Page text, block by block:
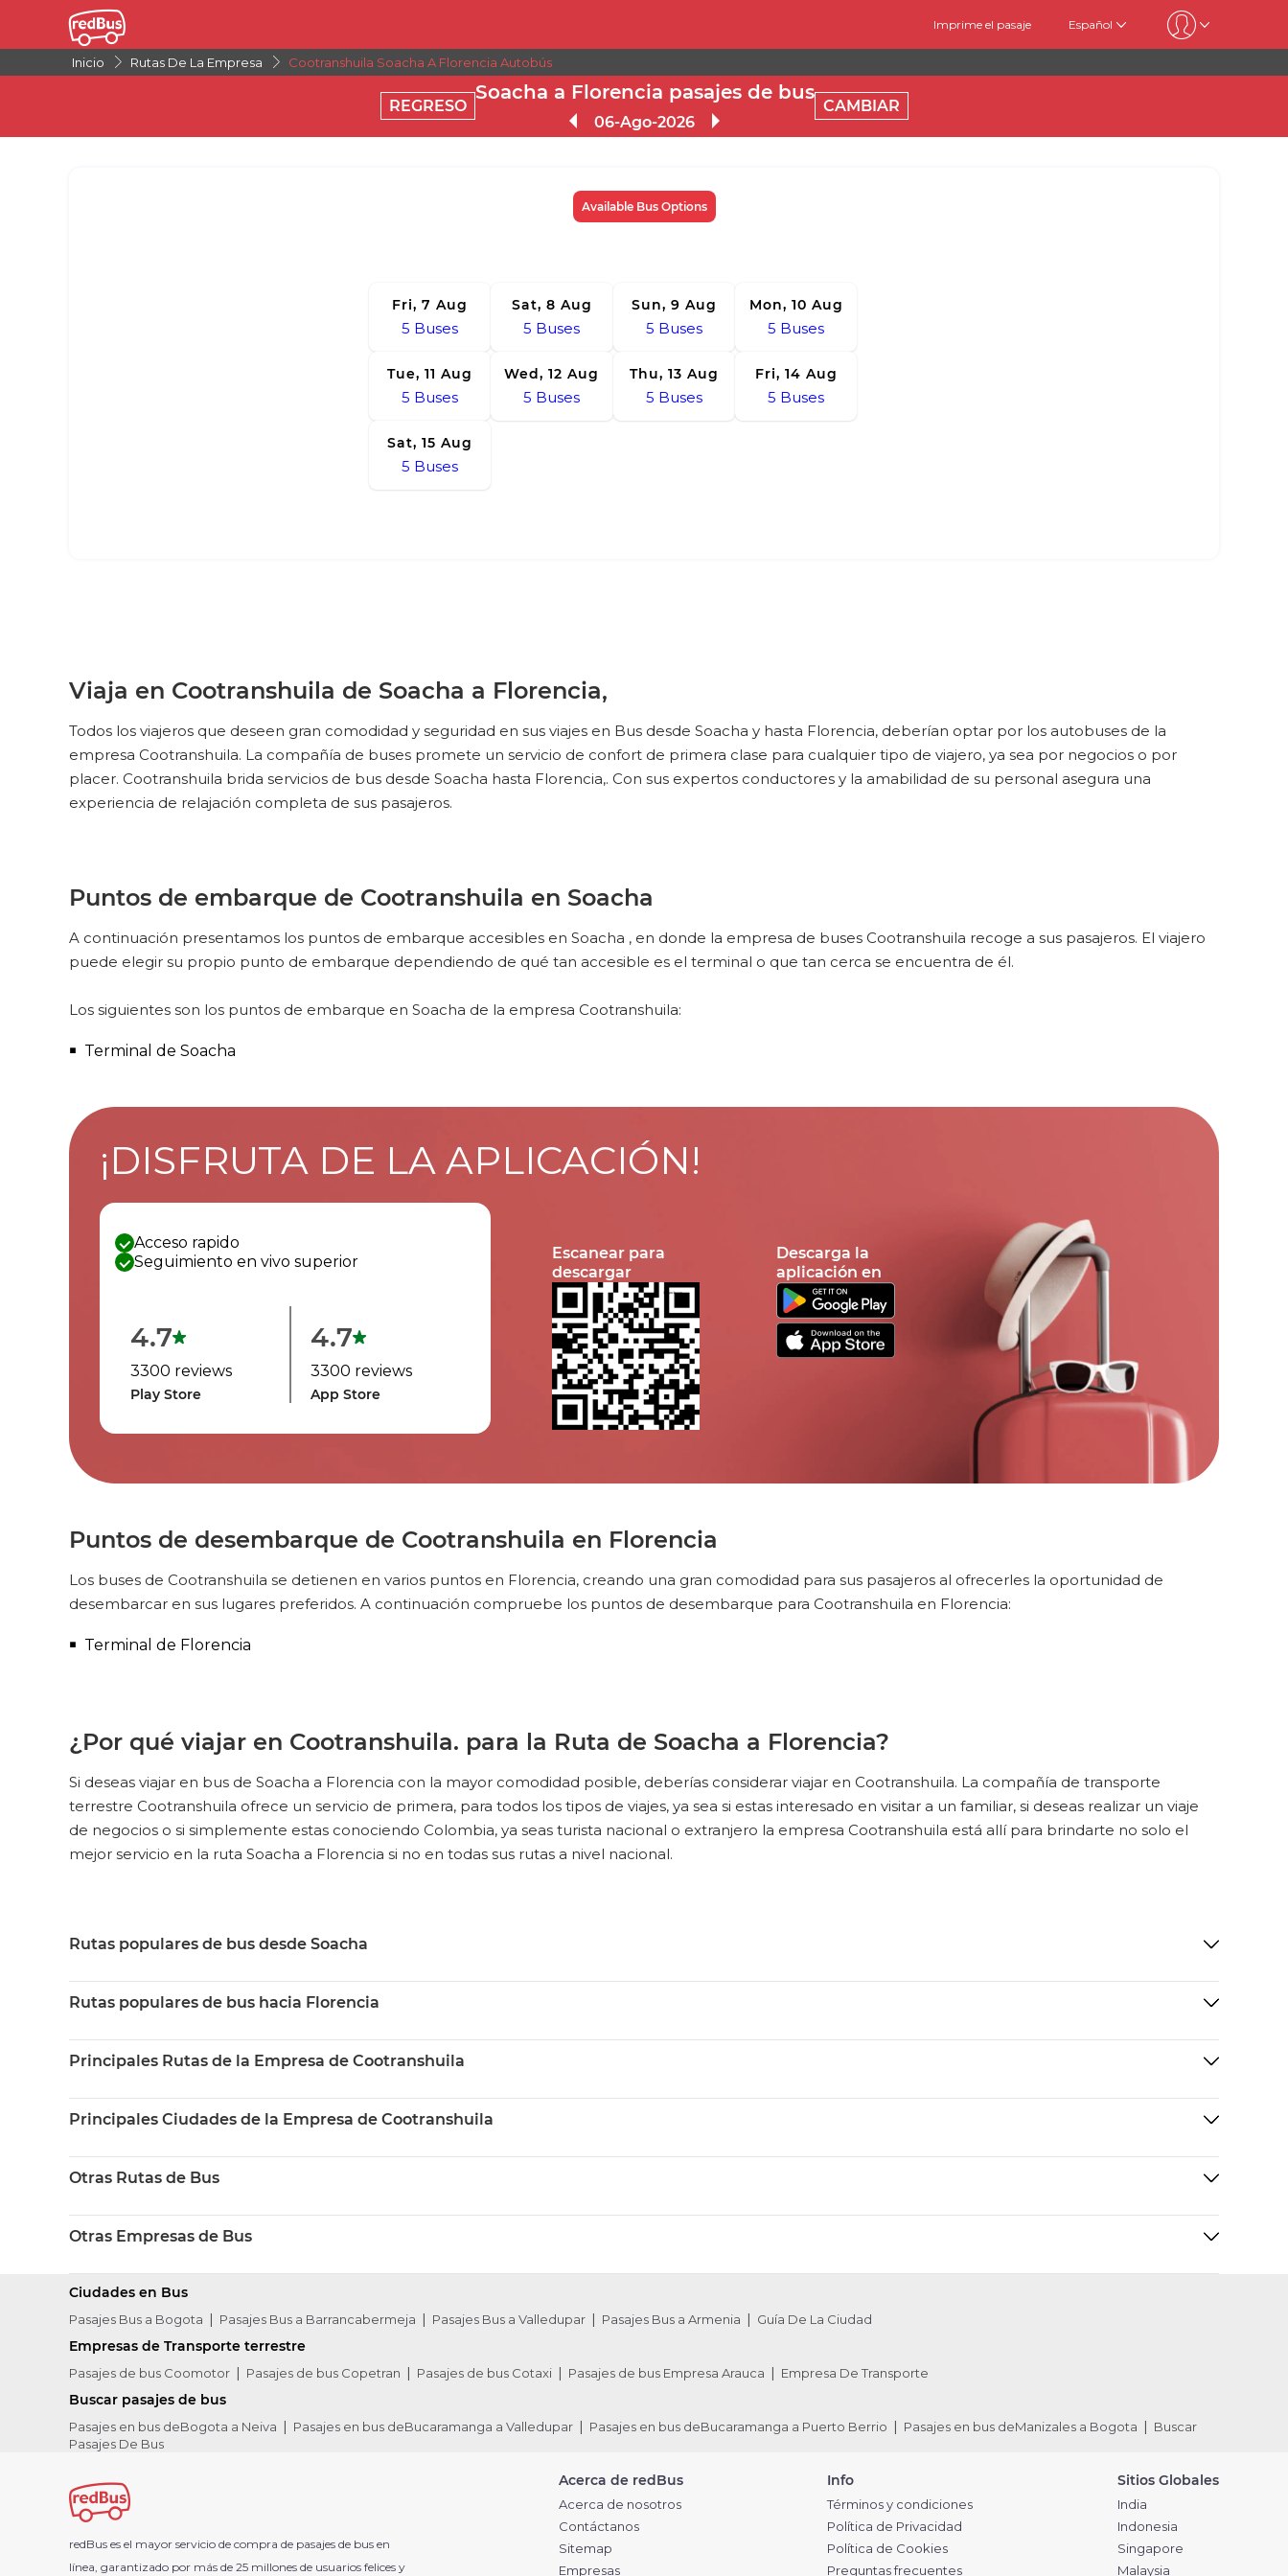
Imprime el pasaje Español
Inicio Rutas De La Empresa Cootranshuila Soacha A Florencia Autobús
REGRESO
Soacha a Florencia pasajes de bus
06-Ago-2026
CAMBIAR
Available Bus Options
Fri, 7 Aug
5 Buses
Sat, 8 Aug
5 Buses
Sun, 9 Aug
5 Buses
Mon, 10 Aug
5 Buses
Tue, 11 Aug
5 Buses
Wed, 12 Aug
5 Buses
Thu, 13 Aug
5 Buses
Fri, 14 Aug
5 Buses
Sat, 15 Aug
5 Buses
Viaja en Cootranshuila de Soacha a Florencia,
Todos los viajeros que deseen gran comodidad y seguridad en sus viajes en Bus desde Soacha y hasta Florencia, deberían optar por los autobuses de la
empresa Cootranshuila. La compañía de buses promete un servicio de confort de primera clase para cualquier tipo de viajero, ya sea por negocios o por
placer. Cootranshuila brida servicios de bus desde Soacha hasta Florencia,. Con sus expertos conductores y la amabilidad de su personal asegura una
experiencia de relajación completa de sus pasajeros.
Puntos de embarque de Cootranshuila en Soacha
A continuación presentamos los puntos de embarque accesibles en Soacha , en donde la empresa de buses Cootranshuila recoge a sus pasajeros. El viajero
puede elegir su propio punto de embarque dependiendo de qué tan accesible es el terminal o que tan cerca se encuentra de él.
Los siguientes son los puntos de embarque en Soacha de la empresa Cootranshuila:
Terminal de Soacha
¡DISFRUTA DE LA APLICACIÓN!
Acceso rapido
Seguimiento en vivo superior
4.7
3300 reviews
Play Store
4.7
3300 reviews
App Store
Escanear para
descargar
Descarga la
aplicación en
Puntos de desembarque de Cootranshuila en Florencia
Los buses de Cootranshuila se detienen en varios puntos en Florencia, creando una gran comodidad para sus pasajeros al ofrecerles la oportunidad de
desembarcar en sus lugares preferidos. A continuación compruebe los puntos de desembarque para Cootranshuila en Florencia:
Terminal de Florencia
¿Por qué viajar en Cootranshuila. para la Ruta de Soacha a Florencia?
Si deseas viajar en bus de Soacha a Florencia con la mayor comodidad posible, deberías considerar viajar en Cootranshuila. La compañía de transporte
terrestre Cootranshuila ofrece un servicio de primera, para todos los tipos de viajes, ya sea si estas interesado en visitar a un familiar, si deseas realizar un viaje
de negocios o si simplemente estas conociendo Colombia, ya seas turista nacional o extranjero la empresa Cootranshuila está allí para brindarte no solo el
mejor servicio en la ruta Soacha a Florencia si no en todas sus rutas a nivel nacional.
Rutas populares de bus desde Soacha
Rutas populares de bus hacia Florencia
Principales Rutas de la Empresa de Cootranshuila
Principales Ciudades de la Empresa de Cootranshuila
Otras Rutas de Bus
Otras Empresas de Bus
Ciudades en Bus
Pasajes Bus a Bogota Pasajes Bus a Barrancabermeja Pasajes Bus a Valledupar Pasajes Bus a Armenia Guía De La Ciudad
Empresas de Transporte terrestre
Pasajes de bus Coomotor Pasajes de bus Copetran Pasajes de bus Cotaxi Pasajes de bus Empresa Arauca Empresa De Transporte
Buscar pasajes de bus
Pasajes en bus deBogota a Neiva Pasajes en bus deBucaramanga a Valledupar Pasajes en bus deBucaramanga a Puerto Berrio Pasajes en bus deManizales a Bogota
Buscar
Pasajes De Bus
redBus es el mayor servicio de compra de pasajes de bus en
línea, garantizado por más de 25 millones de usuarios felices y
Acerca de redBus
Acerca de nosotros
Contáctanos
Sitemap
Empresas
Info
Términos y condiciones
Política de Privacidad
Política de Cookies
Preguntas frecuentes
Sitios Globales
India
Indonesia
Singapore
Malaysia